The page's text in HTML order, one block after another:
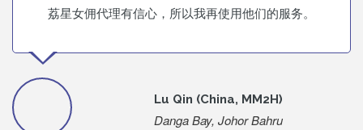
荔星女佣代理有信心，所以我再使用他们的服务。
Lu Qin (China, MM2H)
Danga Bay, Johor Bahru